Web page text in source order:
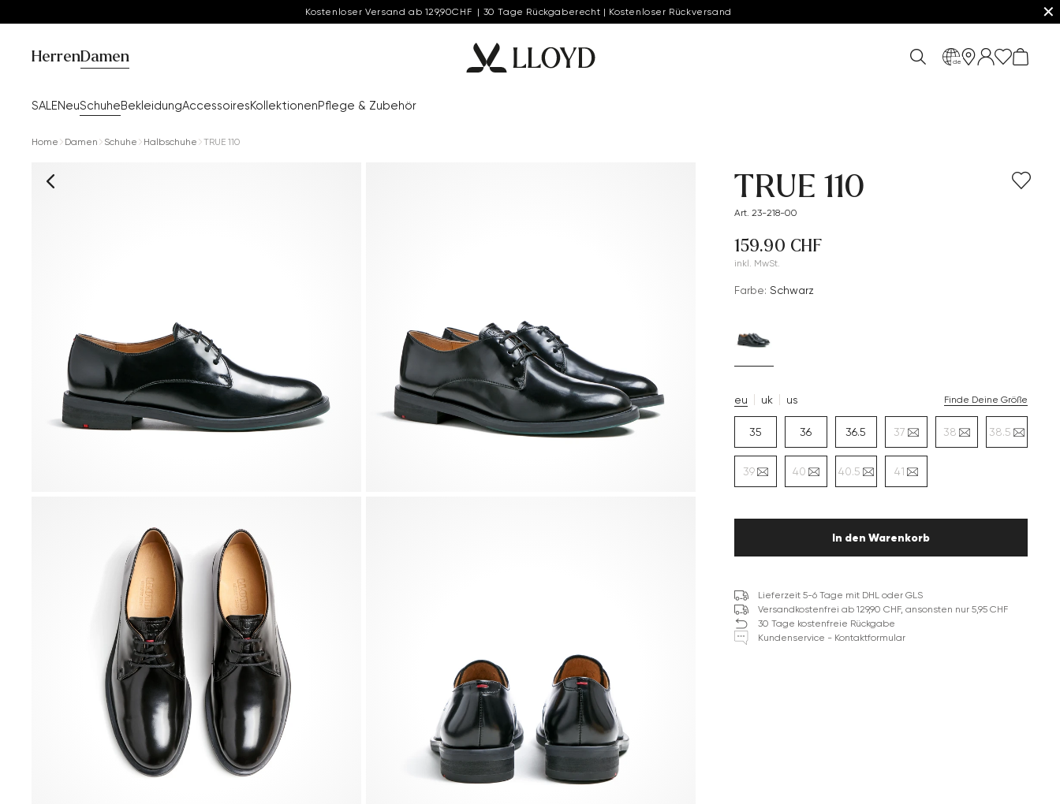
Kostenloser Versand ab 129,90CHF | 30 Tage Rückgaberecht | Kostenloser Rückversand ✕
HerrenDamen
SALENeuSchuheBekleidungAccessoiresKollektionenPflege & Zubehör
de
Home Damen Schuhe Halbschuhe TRUE 110
TRUE 110
Art. 23-218-00
159.90 CHF
inkl. MwSt.
Farbe: Schwarz
eu uk us Finde Deine Größe
35 36 36.5 37 38 38.5
39 40 40.5 41
In den Warenkorb
Lieferzeit 5-6 Tage mit DHL oder GLS
Versandkostenfrei ab 129,90 CHF, ansonsten nur 5,95 CHF
30 Tage kostenfreie Rückgabe
Kundenservice - Kontaktformular